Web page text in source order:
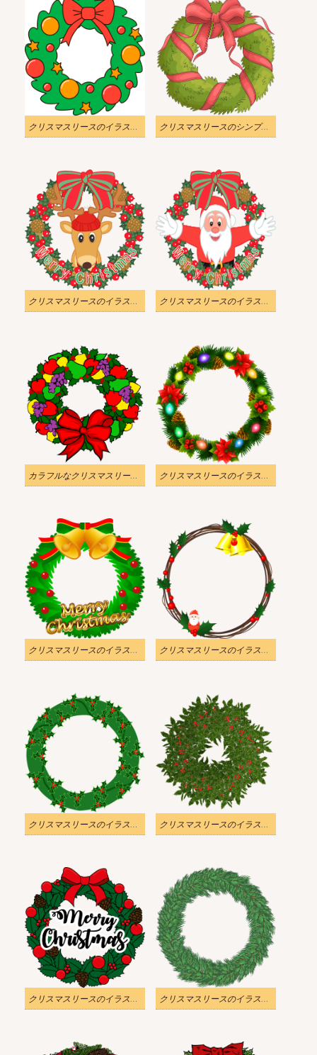
クリスマスリースのイラスト無料 クリスマスリースのシンプルなイラスト
クリスマスリースのイラスト背景 2 クリスマスリースのイラスト背景
カラフルなクリスマスリースのイラスト透明 クリスマスリースのイラスト 透明な背景 8
クリスマスリースのイラスト 透明な背景 7 クリスマスリースのイラスト 透明な背景 6
クリスマスリースのイラスト 透明な背景 5 クリスマスリースのイラスト 透明な背景 4
クリスマスリースのイラスト 透明な背景 3 クリスマスリースのイラスト 透明な背景 2